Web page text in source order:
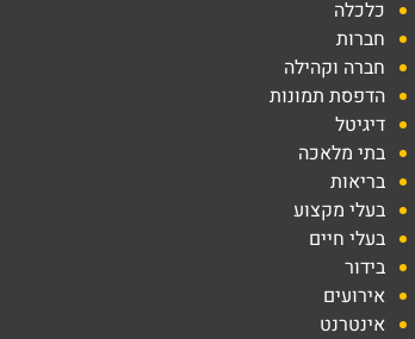
כלכלה
חברות
חברה וקהילה
הדפסת תמונות
דיגיטל
בתי מלאכה
בריאות
בעלי מקצוע
בעלי חיים
בידור
אירועים
אינטרנט